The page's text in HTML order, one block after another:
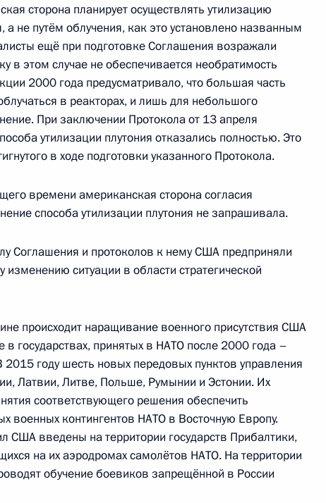
Бараком Обамой
Джоном Керри
США Бараком Обамой
Бараку Обаме с национальным
США Бараку Обаме
сторона планирует осуществлять утилизацию
а не путём облучения, как это установлено названным
ещё при подготовке Соглашения возражали
в этом случае не обеспечивается необратимость
2000 года предусматривало, что большая часть
в реакторах, и лишь для небольшого
При заключении Протокола от 13 апреля
утилизации плутония отказались полностью. Это
в ходе подготовки указанного Протокола.
времени американская сторона согласия
способа утилизации плутония не запрашивала.
Соглашения и протоколов к нему США предприняли
ситуации в области стратегической
происходит наращивание военного присутствия США
в государствах, принятых в НАТО после 2000 года –
году шесть новых передовых пунктов управления
Латвии, Литве, Польше, Румынии и Эстонии. Их
соответствующего решения обеспечить
военных контингентов НАТО в Восточную Европу.
США введены на территории государств Прибалтики,
на их аэродромах самолётов НАТО. На территории
обучение боевиков запрещённой в России